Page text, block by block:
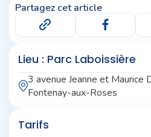
Partagez cet article
Lieu : Parc Laboissière
3 avenue Jeanne et
Fontenay-aux-Roses
Tarifs